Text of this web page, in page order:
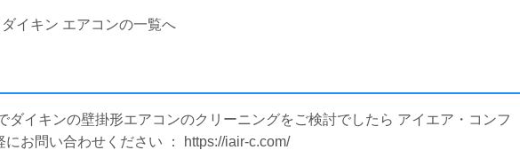
ダイキン エアコンの一覧へ
ダイキンの壁掛形エアコンのクリーニングをご検討でしたら アイエア・コンフ
にお問い合わせください ： https://iair-c.com/